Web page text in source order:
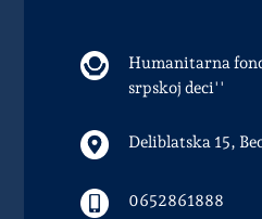
Humanitarna
srpskoj deci''
Deliblatska 15,
0652861888